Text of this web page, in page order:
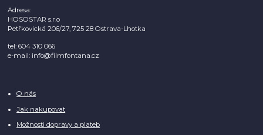
Adresa:
HOSOSTAR s.r.o
Petřkovická 206/27, 725 28 Ostrava-Lhotka
tel: 604 310 066
e-mail: info@filmfontana.cz
O nás
Jak nakupovat
Možnosti dopravy a plateb